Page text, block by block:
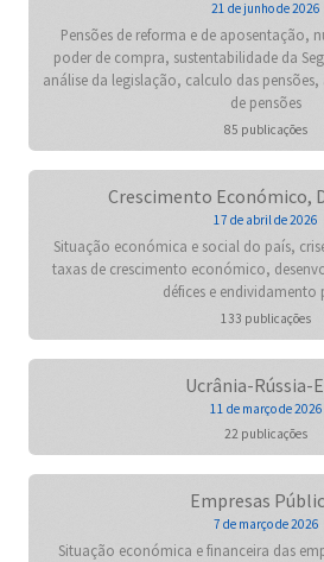
21 de junho de 2026
Pensões de reforma e de aposentação,
poder de compra, sustentabilidade da
análise da legislação, calculo das
de pensões
85 publicações
Crescimento Económico,
17 de abril de 2026
Situação económica e social do país,
taxas de crescimento económico,
défices e endividamento
133 publicações
Ucrânia-Rússia-
11 de março de 2026
22 publicações
Empresas
7 de março de 2026
Situação económica e financeira das